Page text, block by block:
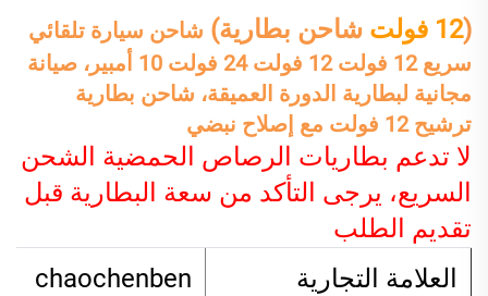
(12 فولت شاحن بطارية) شاحن سيارة تلقائي
سريع 12 فولت 12 فولت 24 فولت 10 أمبير، صيانة
مجانية لبطارية الدورة العميقة، شاحن بطارية
ترشيح 12 فولت مع إصلاح نبضي
لا تدعم بطاريات الرصاص الحمضية الشحن
السريع، يرجى التأكد من سعة البطارية قبل
تقديم الطلب
العلامة التجارية
chaochenben